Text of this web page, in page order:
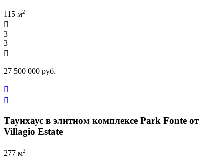
115 м2

3
3

27 500 000 руб.


Таунхаус в элитном комплексе Park Fonte от
Villagio Estate
277 м2